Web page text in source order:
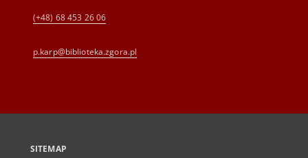
(+48) 68 453 26 06
p.karp@biblioteka.zgora.pl
SITEMAP